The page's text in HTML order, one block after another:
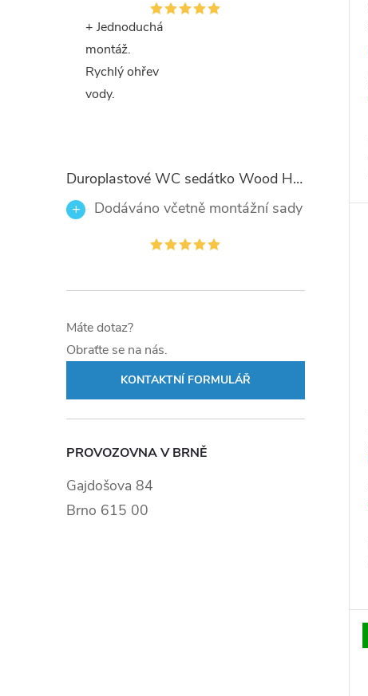
+ Jednoduchá
montáž.
Rychlý ohřev
vody.
Duroplastové WC sedátko Wood Heart 82377 se zpomalovacím mechanismem SOFT-CLOSE
Dodáváno včetně montážní sady
Máte dotaz?
Obraťte se na nás.
KONTAKTNÍ FORMULÁŘ
PROVOZOVNA V BRNĚ
Gajdošova 84
Brno 615 00